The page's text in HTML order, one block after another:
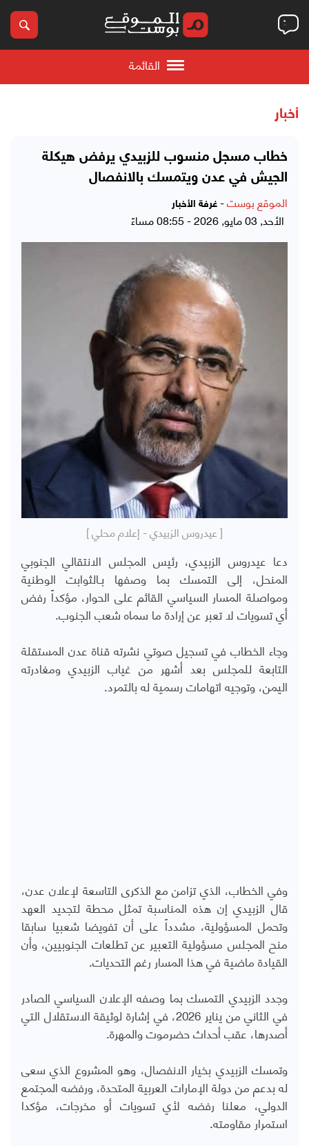
القائمة
أخبار
خطاب مسجل منسوب للزبيدي يرفض هيكلة
الجيش في عدن ويتمسك بالانفصال
الموقع بوست- غرفة الأخبار
الأحد, 03 مايو, 2026 - 08:55 مساءً
[ عيدروس الزبيدي - إعلام محلي ]
دعا عيدروس الزبيدي، رئيس المجلس الانتقالي الجنوبي
المنحل، إلى التمسك بما وصفها بـالثوابت الوطنية
ومواصلة المسار السياسي القائم على الحوار، مؤكداً رفض
أي تسويات لا تعبر عن إرادة ما سماه شعب الجنوب.
وجاء الخطاب في تسجيل صوتي نشرته قناة عدن المستقلة
التابعة للمجلس بعد أشهر من غياب الزبيدي ومغادرته
اليمن، وتوجيه اتهامات رسمية له بالتمرد.
وفي الخطاب، الذي تزامن مع الذكرى التاسعة لإعلان عدن،
قال الزبيدي إن هذه المناسبة تمثل محطة لتجديد العهد
وتحمل المسؤولية، مشدداً على أن تفويضا شعبيا سابقا
منح المجلس مسؤولية التعبير عن تطلعات الجنوبيين، وأن
القيادة ماضية في هذا المسار رغم التحديات.
وجدد الزبيدي التمسك بما وصفه الإعلان السياسي الصادر
في الثاني من يناير 2026، في إشارة لوثيقة الاستقلال التي
أصدرها، عقب أحداث حضرموت والمهرة.
وتمسك الزبيدي بخيار الانفصال، وهو المشروع الذي سعى
له بدعم من دولة الإمارات العربية المتحدة، ورفضه المجتمع
الدولي، معلنا رفضه لأي تسويات أو مخرجات، مؤكدا
استمرار مقاومته.